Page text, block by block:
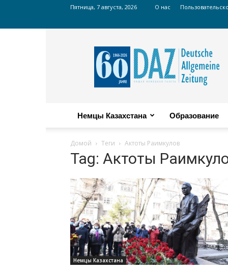
Пятница, 7 августа, 2026 О нас
Russian
DAZ
Немцы Казахстана Образование
Домой Теги Актоты Раимкулов
Tag: Актоты
Немцы Казахстана